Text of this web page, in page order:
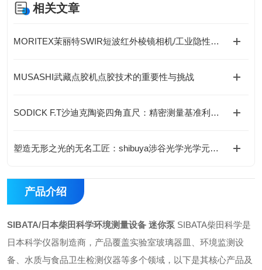
相关文章
MORITEX茉丽特SWIR短波红外棱镜相机/工业隐性缺陷检测方案
MUSASHI武藏点胶机点胶技术的重要性与挑战
SODICK F.T沙迪克陶瓷四角直尺：精密测量基准利器介绍
塑造无形之光的无名工匠：shibuya涉谷光学光学元件的工艺与底层逻辑
产品介绍
SIBATA/日本柴田科学环境测量设备 迷你泵 SIBATA柴田科学是
日本科学仪器制造商，产品覆盖实验室玻璃器皿、环境监测设
备、水质与食品卫生检测仪器等多个领域，以下是其核心产品及